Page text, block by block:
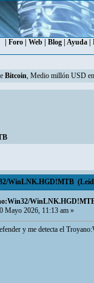
Foro Web Blog Ayuda
Bitcoin, Medio millón USD
WinLNK.HGD!MTB
Mayo 2026, 11:13 am »
y me detecta el